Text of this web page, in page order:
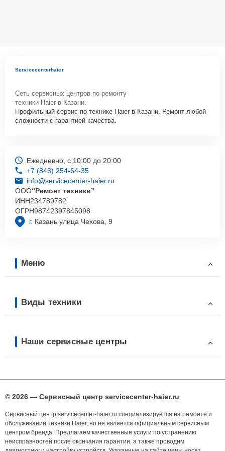
Servicecenterhaier
Сеть сервисных центров по ремонту
техники Haier в Казани.
Профильный сервис по технике Haier в Казани. Ремонт любой
сложности с гарантией качества.
г. Казань улица Чехова, 9
Ежедневно, с 10:00 до 20:00
+7 (843) 254-64-35
info@servicecenter-haier.ru
ООО“Ремонт техники”
ИНН234789782
ОГРН98742397845098
Меню
Виды техники
Наши сервисные центры
© 2026 — Сервисный центр servicecenter-haier.ru
Сервисный центр servicecenter-haier.ru специализируется на ремонте и
обслуживании техники Haier, но не является официальным сервисным
центром бренда. Предлагаем качественные услуги по устранению
неисправностей после окончания гарантии, а также проводим